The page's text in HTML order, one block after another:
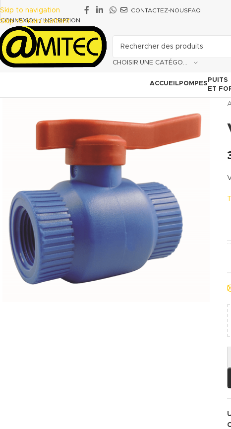
Skip to navigation
Skip to main content
CONNEXION / INSCRIPTION
CONTACTEZ-NOUSFAQ
ACCUEILPOMPES
PUITS
ET